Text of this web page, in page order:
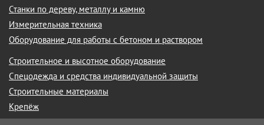
Станки по дереву, металлу и камню
Измерительная техника
Оборудование для работы с бетоном и раствором
Строительное и высотное оборудование
Спецодежда и средства индивидуальной защиты
Строительные материалы
Крепёж